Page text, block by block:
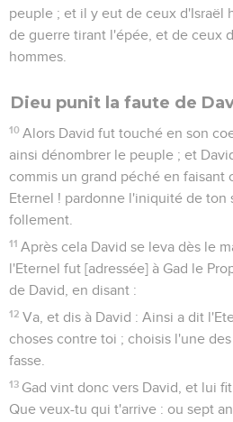
peuple ; et il y eut de ceux d'Israël
de guerre tirant l'épée, et de ceux
hommes.
Dieu punit la faute de
10 Alors David fut touché en son
ainsi dénombrer le peuple ; et
commis un grand péché en faisant
Eternel ! pardonne l'iniquité de ton
follement.
11 Après cela David se leva dès le
l'Eternel fut [adressée] à Gad le
de David, en disant :
12 Va, et dis à David : Ainsi a dit
choses contre toi ; choisis l'une
fasse.
13 Gad vint donc vers David, et lui
Que veux-tu qui t'arrive : ou sept